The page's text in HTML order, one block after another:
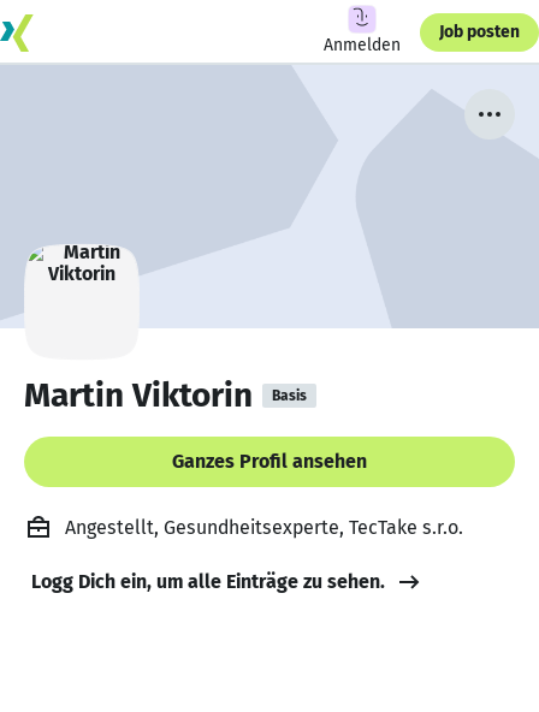
Anmelden
Job posten
Martin Viktorin Basis
Ganzes Profil ansehen
Angestellt, Gesundheitsexperte, TecTake s.r.o.
Logg Dich ein, um alle Einträge zu sehen.